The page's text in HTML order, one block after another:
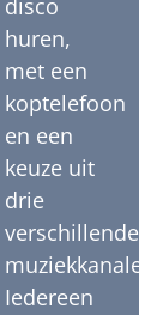
disco
huren,
met een
koptelefoon
en een
keuze uit
drie
verschillende
muziekkanalen.
Iedereen